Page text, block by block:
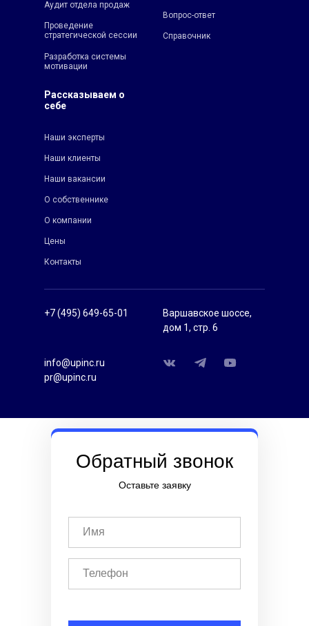
Рассказываем о
себе
Наши эксперты
Наши клиенты
Наши вакансии
О собственнике
О компании
Цены
Контакты
Вопрос-ответ
Справочник
Аудит отдела продаж
Проведение
стратегической сессии
Разработка системы
мотивации
+7 (495) 649-65-01
info@upinc.ru
pr@upinc.ru
Варшавское шоссе,
дом 1, стр. 6
Обратный звонок
Оставьте заявку